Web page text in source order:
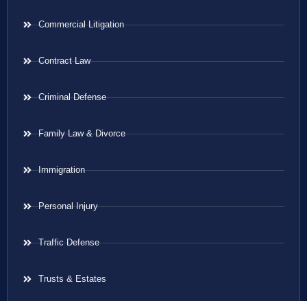
Commercial Litigation
Contract Law
Criminal Defense
Family Law & Divorce
Immigration
Personal Injury
Traffic Defense
Trusts & Estates